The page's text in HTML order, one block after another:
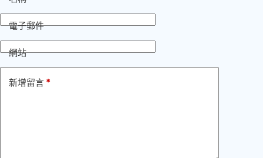
電子郵件
網站
新增留言 *